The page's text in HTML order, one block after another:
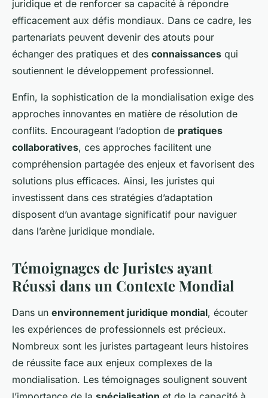
juridique et de renforcer sa capacité à répondre
efficacement aux défis mondiaux. Dans ce cadre, les
partenariats peuvent devenir des atouts pour
échanger des pratiques et des connaissances qui
soutiennent le développement professionnel.
Enfin, la sophistication de la mondialisation exige des
approches innovantes en matière de résolution de
conflits. Encourageant l’adoption de pratiques
collaboratives, ces approches facilitent une
compréhension partagée des enjeux et favorisent des
solutions plus efficaces. Ainsi, les juristes qui
investissent dans ces stratégies d’adaptation
disposent d’un avantage significatif pour naviguer
dans l’arène juridique mondiale.
Témoignages de Juristes ayant
Réussi dans un Contexte Mondial
Dans un environnement juridique mondial, écouter
les expériences de professionnels est précieux.
Nombreux sont les juristes partageant leurs histoires
de réussite face aux enjeux complexes de la
mondialisation. Les témoignages soulignent souvent